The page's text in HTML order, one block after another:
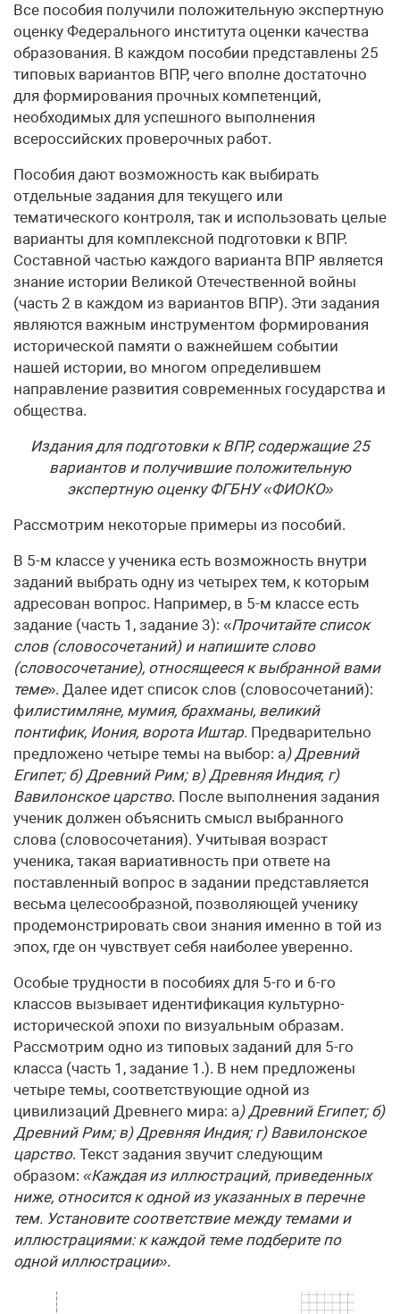
Все пособия получили положительную экспертную
оценку Федерального института оценки качества
образования. В каждом пособии представлены 25
типовых вариантов ВПР, чего вполне достаточно
для формирования прочных компетенций,
необходимых для успешного выполнения
всероссийских проверочных работ.
Пособия дают возможность как выбирать
отдельные задания для текущего или
тематического контроля, так и использовать целые
варианты для комплексной подготовки к ВПР.
Составной частью каждого варианта ВПР является
знание истории Великой Отечественной войны
(часть 2 в каждом из вариантов ВПР). Эти задания
являются важным инструментом формирования
исторической памяти о важнейшем событии
нашей истории, во многом определившем
направление развития современных государства и
общества.
Издания для подготовки к ВПР, содержащие 25
вариантов и получившие положительную
экспертную оценку ФГБНУ «ФИОКО»
Рассмотрим некоторые примеры из пособий.
В 5-м классе у ученика есть возможность внутри
заданий выбрать одну из четырех тем, к которым
адресован вопрос. Например, в 5-м классе есть
задание (часть 1, задание 3): «Прочитайте список
слов (словосочетаний) и напишите слово
(словосочетание), относящееся к выбранной вами
теме». Далее идет список слов (словосочетаний):
филистимляне, мумия, брахманы, великий
понтифик, Иония, ворота Иштар. Предварительно
предложено четыре темы на выбор: а) Древний
Египет; б) Древний Рим; в) Древняя Индия; г)
Вавилонское царство. После выполнения задания
ученик должен объяснить смысл выбранного
слова (словосочетания). Учитывая возраст
ученика, такая вариативность при ответе на
поставленный вопрос в задании представляется
весьма целесообразной, позволяющей ученику
продемонстрировать свои знания именно в той из
эпох, где он чувствует себя наиболее уверенно.
Особые трудности в пособиях для 5-го и 6-го
классов вызывает идентификация культурно-
исторической эпохи по визуальным образам.
Рассмотрим одно из типовых заданий для 5-го
класса (часть 1, задание 1.). В нем предложены
четыре темы, соответствующие одной из
цивилизаций Древнего мира: а) Древний Египет; б)
Древний Рим; в) Древняя Индия; г) Вавилонское
царство. Текст задания звучит следующим
образом: «Каждая из иллюстраций, приведенных
ниже, относится к одной из указанных в перечне
тем. Установите соответствие между темами и
иллюстрациями: к каждой теме подберите по
одной иллюстрации».